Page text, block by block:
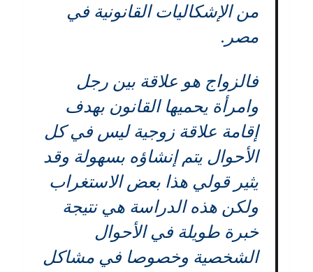
من الإشكاليات القانونية في
مصر.
فالزواج هو علاقة بين رجل
وامرأة يحميها القانون بهدف
إقامة علاقة زوجية ليس في كل
الأحوال يتم إنشاؤه بسهولة وقد
يثير قولي هذا بعض الاستغراب
ولكن هذه الدراسة هي نتيجة
خبرة طويلة في الأحوال
الشخصية وخصوصا في مشاكل